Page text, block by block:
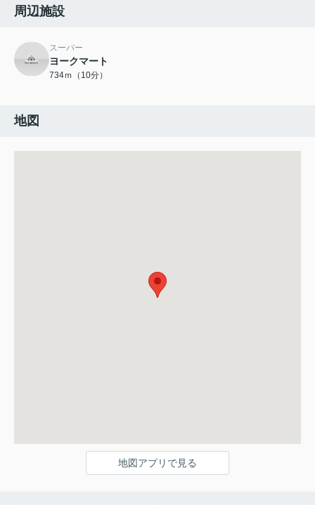
周辺施設
スーパー
ヨークマート
734ｍ（10分）
地図
地図アプリで見る